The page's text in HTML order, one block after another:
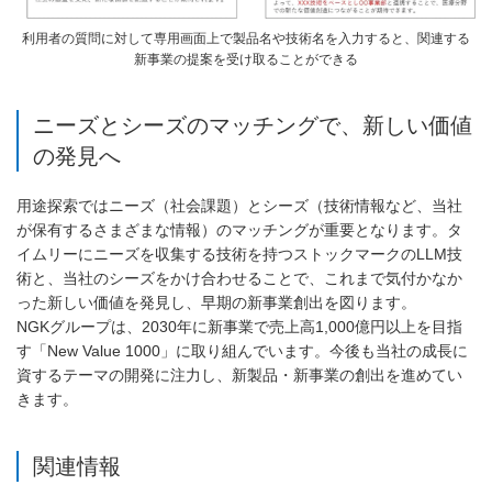
利用者の質問に対して専用画面上で製品名や技術名を入力すると、関連する
新事業の提案を受け取ることができる
ニーズとシーズのマッチングで、新しい価値
の発見へ
用途探索ではニーズ（社会課題）とシーズ（技術情報など、当社
が保有するさまざまな情報）のマッチングが重要となります。タ
イムリーにニーズを収集する技術を持つストックマークのLLM技
術と、当社のシーズをかけ合わせることで、これまで気付かなか
った新しい価値を発見し、早期の新事業創出を図ります。
NGKグループは、2030年に新事業で売上高1,000億円以上を目指
す「New Value 1000」に取り組んでいます。今後も当社の成長に
資するテーマの開発に注力し、新製品・新事業の創出を進めてい
きます。
関連情報